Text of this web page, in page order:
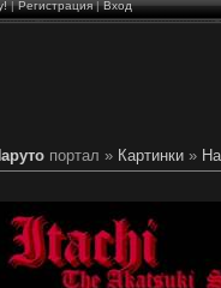
|Регистрация|Вход
портал » Картинки »